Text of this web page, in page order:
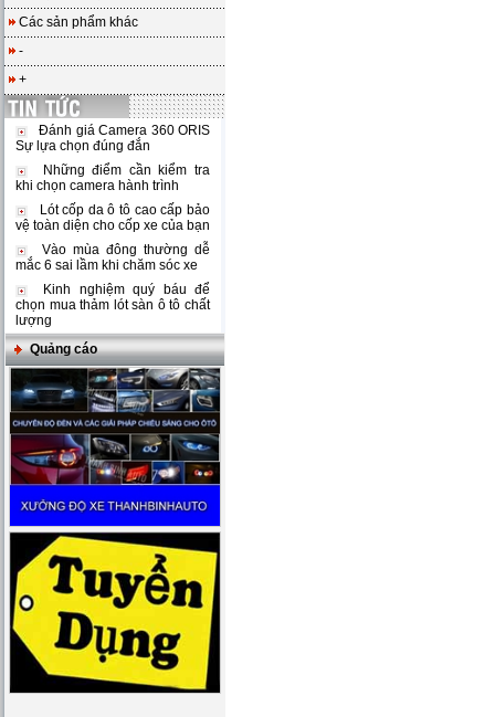
Các sản phẩm khác
-
+
Đánh giá Camera 360 ORIS
Sự lựa chọn đúng đắn
Những điểm cần kiểm tra
khi chọn camera hành trình
Lót cốp da ô tô cao cấp bảo
vệ toàn diện cho cốp xe của bạn
Vào mùa đông thường dễ
mắc 6 sai lầm khi chăm sóc xe
Kinh nghiệm quý báu để
chọn mua thảm lót sàn ô tô chất
lượng
Quảng cáo